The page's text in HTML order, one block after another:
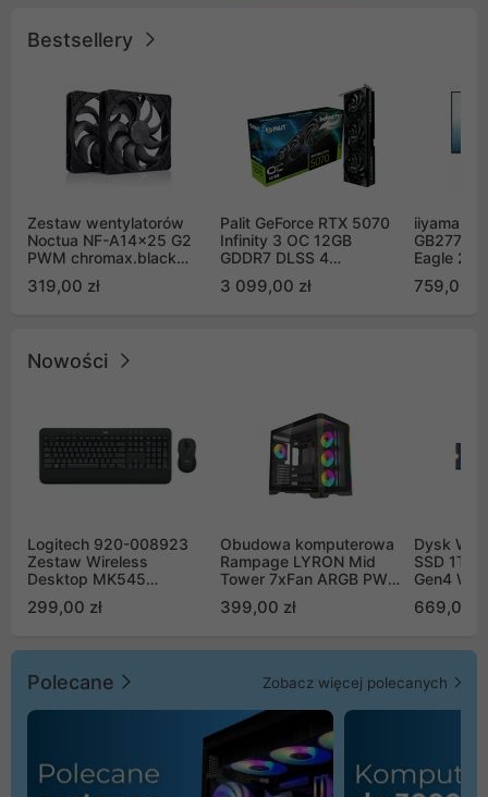
Bestsellery
Zestaw wentylatorów
Noctua NF-A14x25 G2
PWM chromax.black
Push Pull (2szt)
319,00 zł
Palit GeForce RTX 5070
Infinity 3 OC 12GB
GDDR7 DLSS 4
GB2050S)
3 099,00 zł
iiyama G-
Eagle 27"
759,00 zł
Nowości
Logitech 920-008923
Zestaw Wireless
Desktop MK545
299,00 zł
Obudowa komputerowa
Rampage LYRON Mid
Tower 7xFan ARGB PWM
399,00 zł
Dysk WD
SSD 1TB
Gen4
669,00
Polecane Zobacz więcej polecanych